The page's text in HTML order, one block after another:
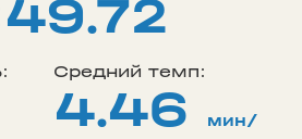
Средний темп:
4.46 мин/